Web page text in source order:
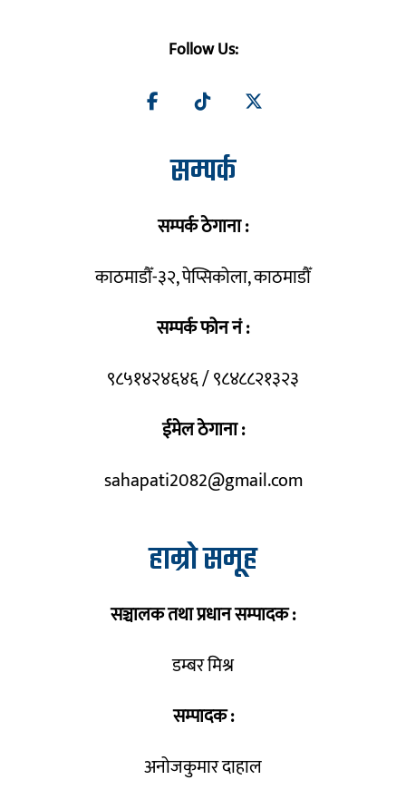
Follow Us:
सम्पर्क
सम्पर्क ठेगाना :
काठमाडौँ-३२, पेप्सिकोला, काठमाडौँ
सम्पर्क फोन नं :
९८५१४२४६४६ / ९८४८८२१३२३
ईमेल ठेगाना :
sahapati2082@gmail.com
हाम्रो समूह
सञ्चालक तथा प्रधान सम्पादक :
डम्बर मिश्र
सम्पादक :
अनोजकुमार दाहाल